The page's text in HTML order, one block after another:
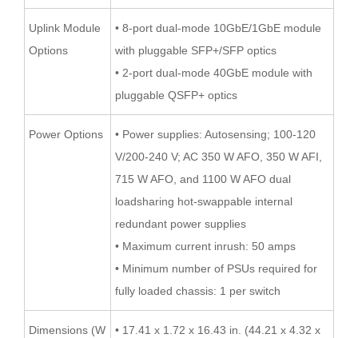
Uplink Module
Options
• 8-port dual-mode 10GbE/1GbE module
with pluggable SFP+/SFP optics
• 2-port dual-mode 40GbE module with
pluggable QSFP+ optics
Power Options
• Power supplies: Autosensing; 100-120
V/200-240 V; AC 350 W AFO, 350 W AFI,
715 W AFO, and 1100 W AFO dual
loadsharing hot-swappable internal
redundant power supplies
• Maximum current inrush: 50 amps
• Minimum number of PSUs required for
fully loaded chassis: 1 per switch
Dimensions (W
• 17.41 x 1.72 x 16.43 in. (44.21 x 4.32 x